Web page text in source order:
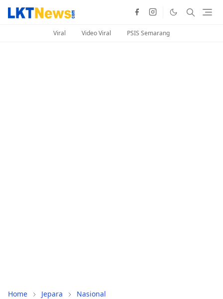
Viral Video Viral PSIS Semarang
Home Jepara Nasional